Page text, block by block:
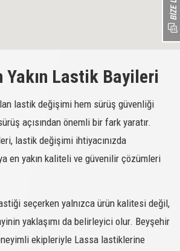
Yakın Lastik Bayileri
lastik değişimi hem sürüş güvenliği
açısından önemli bir fark yaratır.
lastik değişimi ihtiyacınızda
en yakın kaliteli ve güvenilir çözümleri
seçerken yalnızca ürün kalitesi değil,
yaklaşımı da belirleyici olur. Beyşehir
ekipleriyle Lassa lastiklerine